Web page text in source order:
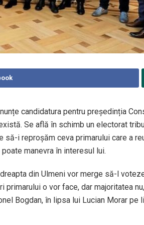
candidatura pentru președinția
Se află în schimb un electorat
i reproșăm ceva primarului care a
manevra în interesul lui.
din Ulmeni vor merge să-l
primarului o vor face, dar majoritatea
Bogdan, în lipsa lui Lucian Morar pe